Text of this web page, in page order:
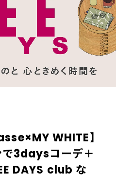
WHITE】
で3daysコーデ＋
DAYS club な